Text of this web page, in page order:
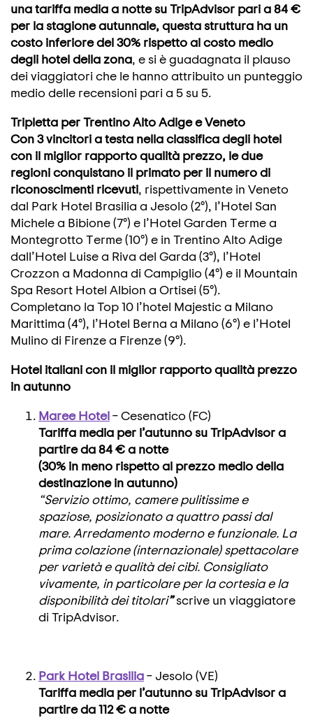
una tariffa media a notte su TripAdvisor pari a 84 €
per la stagione autunnale, questa struttura ha un
costo inferiore del 30% rispetto al costo medio
degli hotel della zona, e si è guadagnata il plauso
dei viaggiatori che le hanno attribuito un punteggio
medio delle recensioni pari a 5 su 5.
Tripletta per Trentino Alto Adige e Veneto
Con 3 vincitori a testa nella classifica degli hotel
con il miglior rapporto qualità prezzo, le due
regioni conquistano il primato per il numero di
riconoscimenti ricevuti, rispettivamente in Veneto
dal Park Hotel Brasilia a Jesolo (2°), l’Hotel San
Michele a Bibione (7°) e l’Hotel Garden Terme a
Montegrotto Terme (10°) e in Trentino Alto Adige
dall’Hotel Luise a Riva del Garda (3°), l’Hotel
Crozzon a Madonna di Campiglio (4°) e il Mountain
Spa Resort Hotel Albion a Ortisei (5°).
Completano la Top 10 l’hotel Majestic a Milano
Marittima (4°), l’Hotel Berna a Milano (6°) e l’Hotel
Mulino di Firenze a Firenze (9°).
Hotel italiani con il miglior rapporto qualità prezzo
in autunno
Maree Hotel– Cesenatico (FC)
Tariffa media per l’autunno su TripAdvisor a
partire da 84 € a notte
(30% in meno rispetto al prezzo medio della
destinazione in autunno)
“Servizio ottimo, camere pulitissime e
spaziose, posizionato a quattro passi dal
mare. Arredamento moderno e funzionale. La
prima colazione (internazionale) spettacolare
per varietà e qualità dei cibi. Consigliato
vivamente, in particolare per la cortesia e la
disponibilità dei titolari”scrive un viaggiatore
di TripAdvisor.
Park Hotel Brasilia– Jesolo (VE)
Tariffa media per l’autunno su TripAdvisor a
partire da 112 € a notte